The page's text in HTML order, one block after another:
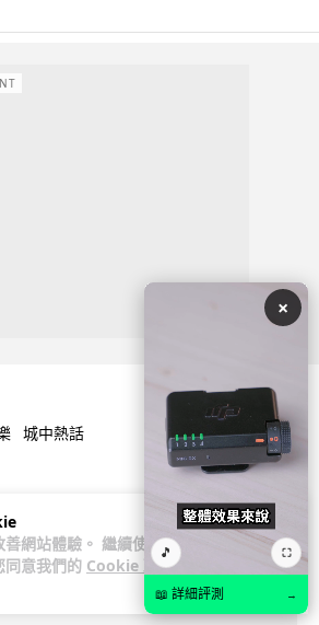
網站體驗。 繼續使用
同意我們的 Cookie 政
城中熱話
士拾相機 據為己有被的士
月後再入境被捕
×
🎵 ⛶
📖 詳細評測 →